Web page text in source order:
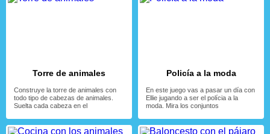
Torre de animales
Construye la torre de animales con
todo tipo de cabezas de animales.
Suelta cada cabeza en el
Policía a la moda
En este juego vas a pasar un día con
Ellie jugando a ser el polícia a la
moda. Mira los conjuntos